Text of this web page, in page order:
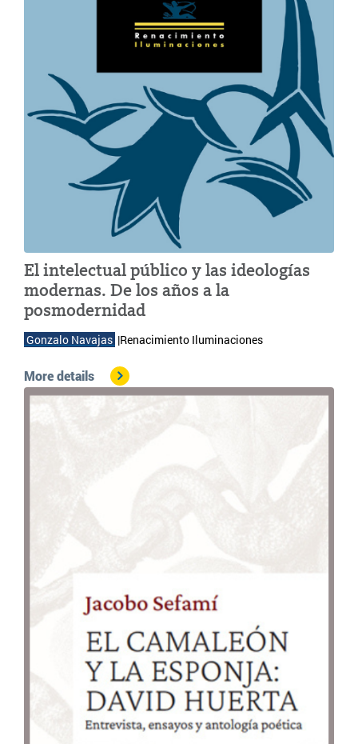
El intelectual público y las ideologías
modernas. De los años a la
posmodernidad
Gonzalo Navajas |Renacimiento Iluminaciones
More details